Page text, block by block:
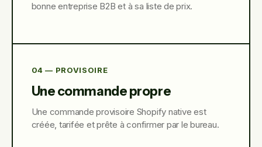
bonne entreprise B2B et à sa liste de prix.
04 — PROVISOIRE
Une commande propre
Une commande provisoire Shopify native est
créée, tarifée et prête à confirmer par le bureau.